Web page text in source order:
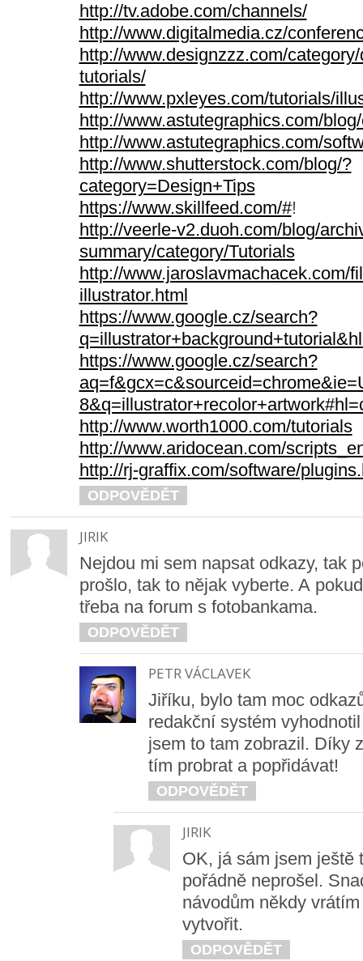
http://tv.adobe.com/channels/
http://www.digitalmedia.cz/
http://www.designzzz.com/
tutorials/
http://www.pxleyes.com/tutorials/
http://www.astutegraphics.com/
http://www.astutegraphics.com/
http://www.shutterstock.com/blog/?
category=Design+Tips
https://www.skillfeed.com/#!
http://veerle-v2.duoh.com/blog/
summary/category/Tutorials
http://www.jaroslavmachacek.com/
illustrator.html
https://www.google.cz/search?
https://www.google.cz/search?
http://www.worth1000.com/tutorials
http://www.aridocean.com/
http://rj-graffix.com/software/
ODPOVĚDĚT
JIRIK
Nejdou mi sem napsat odkazy, tak
prošlo, tak to nějak vyberte. A
třeba na forum s fotobankama.
ODPOVĚDĚT
PETR VÁCLAVEK
Jiříku, bylo tam moc
redakční systém
jsem to tam zobrazil. Díky
tím probrat a popřidávat!
ODPOVĚDĚT
JIRIK
OK, já sám jsem ještě
pořádně neprošel.
návodům někdy
vytvořit.
ODPOVĚDĚT